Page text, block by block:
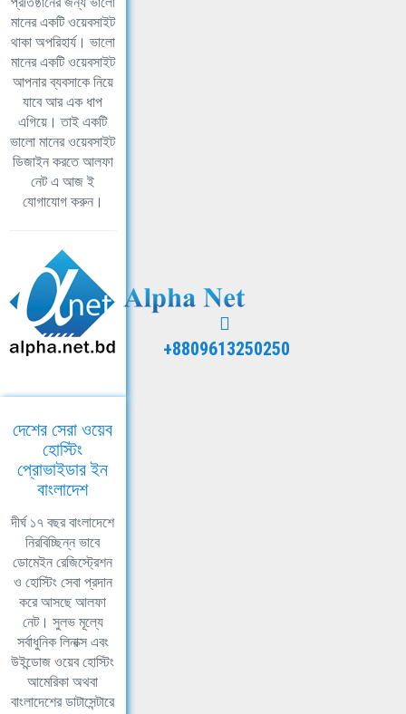
মানের একটি ওয়েবসাইট
থাকা অপরিহার্য। ভালো
মানের একটি ওয়েবসাইট
আপনার ব্যবসাকে নিয়ে
যাবে আর এক ধাপ
এগিয়ে। তাই একটি
ভালো মানের ওয়েবসাইট
ডিজাইন করতে আলফা
নেট এ আজ ই
যোগাযোগ করুন।
+8809613250250
দেশের সেরা ওয়েব
হোস্টিং
প্রোভাইডার ইন
বাংলাদেশ
দীর্ঘ ১৭ বছর বাংলাদেশে
নিরবিচ্ছিন্ন ভাবে
ডোমেইন রেজিস্ট্রেশন
ও হোস্টিং সেবা প্রদান
করে আসছে আলফা
নেট। সুলভ মূল্যে
সর্বাধুনিক লিনাক্স এবং
উইন্ডোজ ওয়েব হোস্টিং
আমেরিকা অথবা
বাংলাদেশের ডাটাসেন্টারে